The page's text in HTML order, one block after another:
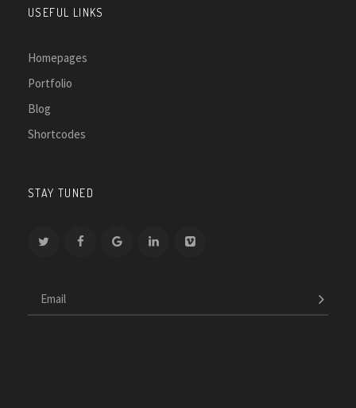
USEFUL LINKS
Homepages
Portfolio
Blog
Shortcodes
STAY TUNED